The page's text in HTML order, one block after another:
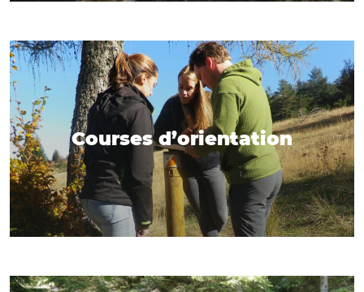
Courses d’orientation